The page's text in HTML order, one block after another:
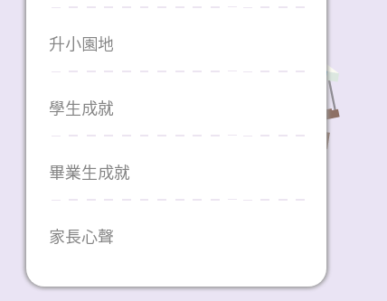
升小園地
學生成就
畢業生成就
家長心聲